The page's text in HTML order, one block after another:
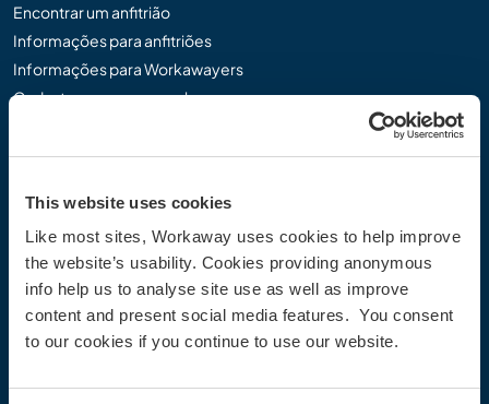
This website uses cookies
Like most sites, Workaway uses cookies to help improve
the website’s usability. Cookies providing anonymous
info help us to analyse site use as well as improve
content and present social media features. You consent
to our cookies if you continue to use our website.
Encontrar um anfitrião
Informações para anfitriões
Informações para Workawayers
Cadastrar-se como workawayer
Dar uma experiência Workaway de presente
Comunidade
Workaway Blog
Galeria de Fotos Workaway
Workaway.tv